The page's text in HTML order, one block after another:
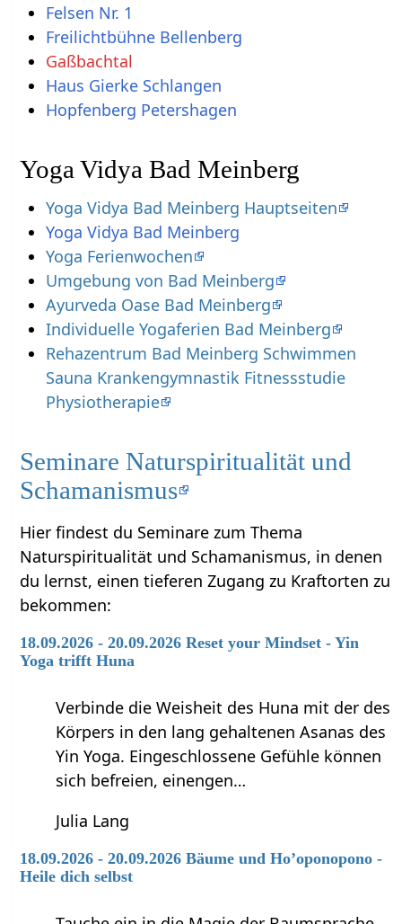
Felsen Nr. 1
Freilichtbühne Bellenberg
Gaßbachtal
Haus Gierke Schlangen
Hopfenberg Petershagen
Yoga Vidya Bad Meinberg
Yoga Vidya Bad Meinberg Hauptseiten
Yoga Vidya Bad Meinberg
Yoga Ferienwochen
Umgebung von Bad Meinberg
Ayurveda Oase Bad Meinberg
Individuelle Yogaferien Bad Meinberg
Rehazentrum Bad Meinberg Schwimmen
Sauna Krankengymnastik Fitnessstudie
Physiotherapie
Seminare Naturspiritualität und
Schamanismus
Hier findest du Seminare zum Thema
Naturspiritualität und Schamanismus, in denen
du lernst, einen tieferen Zugang zu Kraftorten zu
bekommen:
18.09.2026 - 20.09.2026 Reset your Mindset - Yin
Yoga trifft Huna
Verbinde die Weisheit des Huna mit der des
Körpers in den lang gehaltenen Asanas des
Yin Yoga. Eingeschlossene Gefühle können
sich befreien, einengen…
Julia Lang
18.09.2026 - 20.09.2026 Bäume und Ho’oponopono -
Heile dich selbst